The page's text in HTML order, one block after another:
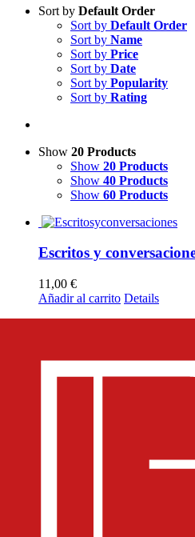
Sort by Default Order
Sort by Default Order
Sort by Name
Sort by Price
Sort by Date
Sort by Popularity
Sort by Rating
Show 20 Products
Show 20 Products
Show 40 Products
Show 60 Products
Escritos y
11,00 €
Añadir al carrito Details